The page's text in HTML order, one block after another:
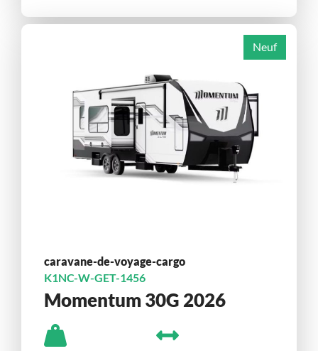
Neuf
caravane-de-voyage-cargo
K1NC-W-GET-1456
Momentum 30G 2026